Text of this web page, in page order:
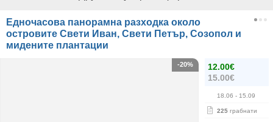
Едночасова панорамна разходка около
островите Свети Иван, Свети Петър, Созопол и
мидените плантации
12.00€
15.00€
18.06 - 15.09
225 грабнати
-20%